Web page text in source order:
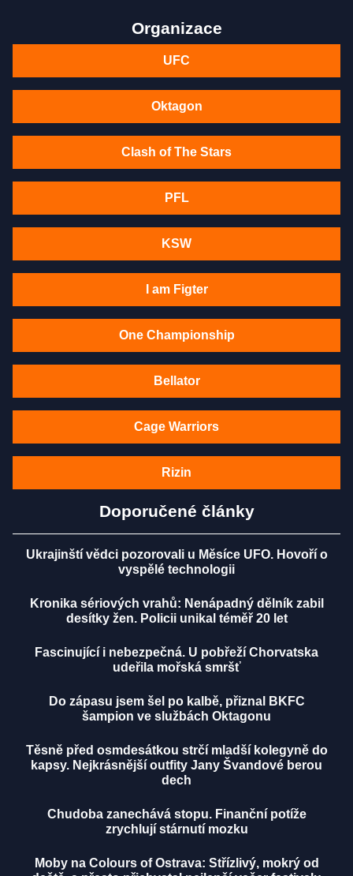
Organizace
UFC
Oktagon
Clash of The Stars
PFL
KSW
I am Figter
One Championship
Bellator
Cage Warriors
Rizin
Doporučené články
Ukrajinští vědci pozorovali u Měsíce UFO. Hovoří o
vyspělé technologii
Kronika sériových vrahů: Nenápadný dělník zabil
desítky žen. Policii unikal téměř 20 let
Fascinující i nebezpečná. U pobřeží Chorvatska
udeřila mořská smršť
Do zápasu jsem šel po kalbě, přiznal BKFC
šampion ve službách Oktagonu
Těsně před osmdesátkou strčí mladší kolegyně do
kapsy. Nejkrásnější outfity Jany Švandové berou
dech
Chudoba zanechává stopu. Finanční potíže
zrychlují stárnutí mozku
Moby na Colours of Ostrava: Střízlivý, mokrý od